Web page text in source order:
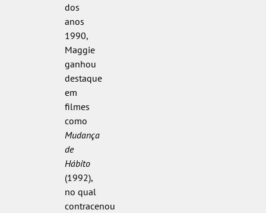
dos
anos
1990,
Maggie
ganhou
destaque
em
filmes
como
Mudança
de
Hábito
(1992),
no qual
contracenou